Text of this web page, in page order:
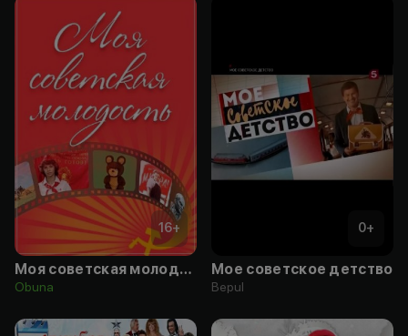
16+
Моя советская молодость
Obuna
0+
Мое советское детство
Bepul